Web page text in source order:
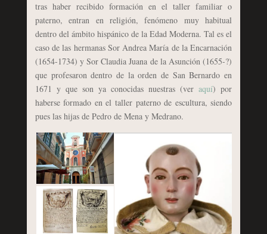
tras haber recibido formación en el taller familiar o
paterno, entran en religión, fenómeno muy habitual
dentro del ámbito hispánico de la Edad Moderna. Tal es el
caso de las hermanas Sor Andrea María de la Encarnación
(1654-1734) y Sor Claudia Juana de la Asunción (1655-?)
que profesaron dentro de la orden de San Bernardo en
1671 y que son ya conocidas nuestras (ver aquí) por
haberse formado en el taller paterno de escultura, siendo
pues las hijas de Pedro de Mena y Medrano.